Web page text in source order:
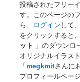
投稿されたフリー
す。このページの
ら、
ログイン して
をクリックすると、
ット
」のダウンロ
オリジナルイラス
「megkmitさんに
プロフィールペー